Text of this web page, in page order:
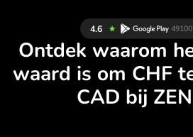
Ontdek waarom
waard is om CHF
CAD bij